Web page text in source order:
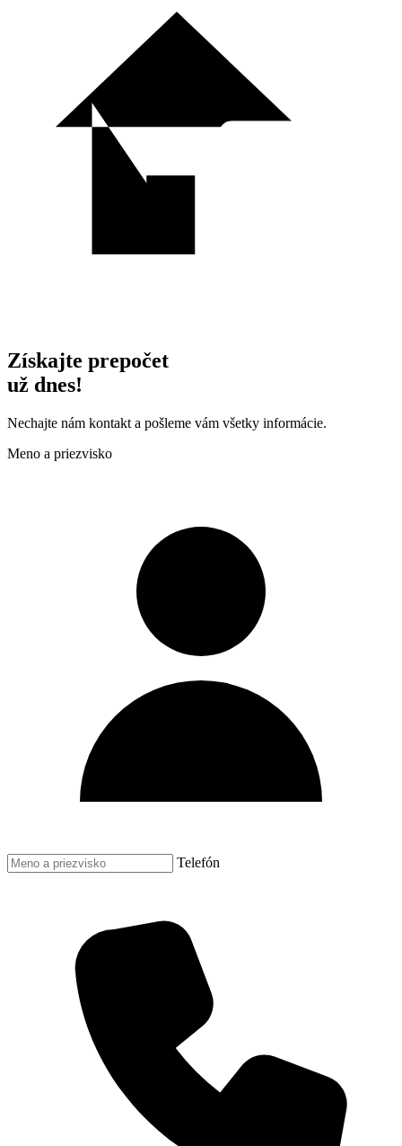
Získajte prepočet
už dnes!
Nechajte nám kontakt a pošleme vám všetky informácie.
Meno a priezvisko
Telefón